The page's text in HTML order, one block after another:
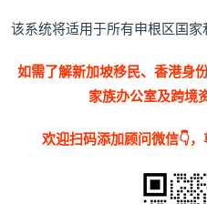
该系统将适用于所有申根区国家
如需了解新加坡移民、香港身
家族办公室及跨境
欢迎扫码添加顾问微信👇